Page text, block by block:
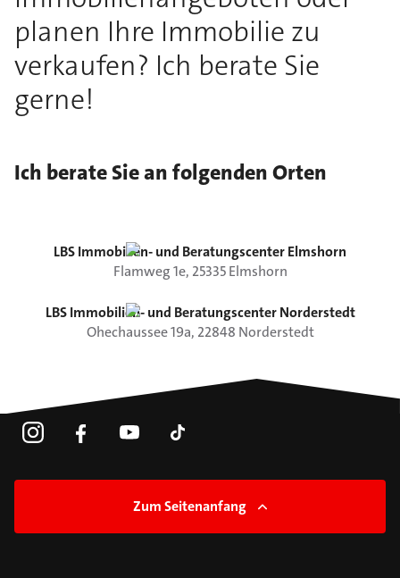
planen Ihre Immobilie zu
verkaufen? Ich berate Sie
gerne!
Ich berate Sie an folgenden Orten
LBS Immobilien- und Beratungscenter Elmshorn
Flamweg1e, 25335 Elmshorn
LBS Immobilien- und Beratungscenter Norderstedt
Ohechaussee19a, 22848 Norderstedt
Zum Seitenanfang